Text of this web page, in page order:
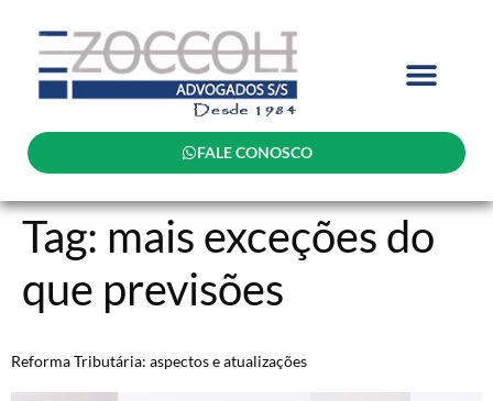
FALE CONOSCO
Tag: mais exceções do
que previsões
Reforma Tributária: aspectos e atualizações